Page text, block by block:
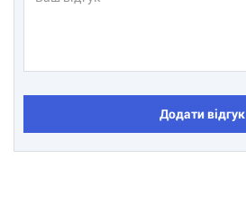
Додати відгук